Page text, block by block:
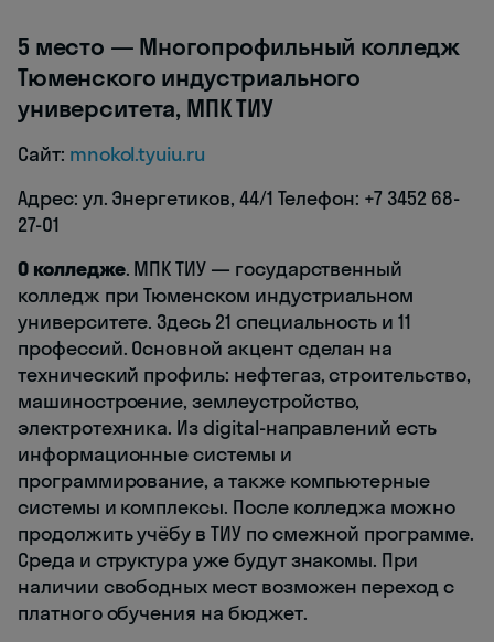
5 место — Многопрофильный колледж
Тюменского индустриального
университета, МПК ТИУ
Сайт: mnokol.tyuiu.ru
Адрес: ул. Энергетиков, 44/1 Телефон: +7 3452 68-
27-01
О колледже. МПК ТИУ — государственный
колледж при Тюменском индустриальном
университете. Здесь 21 специальность и 11
профессий. Основной акцент сделан на
технический профиль: нефтегаз, строительство,
машиностроение, землеустройство,
электротехника. Из digital-направлений есть
информационные системы и
программирование, а также компьютерные
системы и комплексы. После колледжа можно
продолжить учёбу в ТИУ по смежной программе.
Среда и структура уже будут знакомы. При
наличии свободных мест возможен переход с
платного обучения на бюджет.